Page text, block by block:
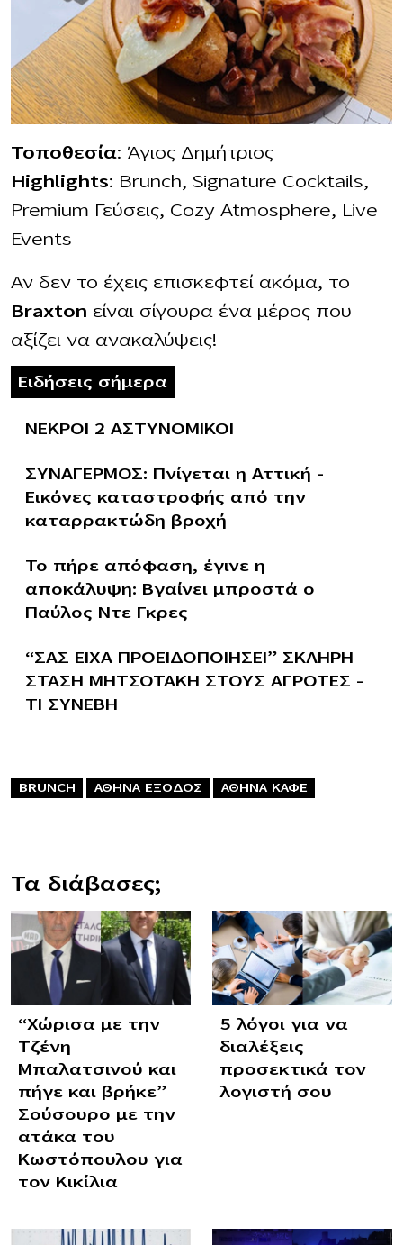
Τοποθεσία: Άγιος Δημήτριος
Highlights: Brunch, Signature Cocktails,
Premium Γεύσεις, Cozy Atmosphere, Live
Events
Αν δεν το έχεις επισκεφτεί ακόμα, το
Braxton είναι σίγουρα ένα μέρος που
αξίζει να ανακαλύψεις!
Ειδήσεις σήμερα
ΝΕΚΡΟΙ 2 ΑΣΤΥΝΟΜΙΚΟΙ
ΣΥΝΑΓΕΡΜΟΣ: Πνίγεται η Αττική –
Εικόνες καταστροφής από την
καταρρακτώδη βροχή
Το πήρε απόφαση, έγινε η
αποκάλυψη: Βγαίνει μπροστά ο
Παύλος Ντε Γκρες
“ΣΑΣ ΕΙΧΑ ΠΡΟΕΙΔΟΠΟΙΗΣΕΙ” ΣΚΛΗΡΗ
ΣΤΑΣΗ ΜΗΤΣΟΤΑΚΗ ΣΤΟΥΣ ΑΓΡΟΤΕΣ –
ΤΙ ΣΥΝΕΒΗ
BRUNCH ΑΘΗΝΑ ΕΞΟΔΟΣ ΑΘΗΝΑ ΚΑΦΕ
Τα διάβασες;
“Χώρισα με την
Τζένη
Μπαλατσινού και
πήγε και βρήκε”
Σούσουρο με την
ατάκα του
Κωστόπουλου για
τον Κικίλια
5 λόγοι για να
διαλέξεις
προσεκτικά τον
λογιστή σου